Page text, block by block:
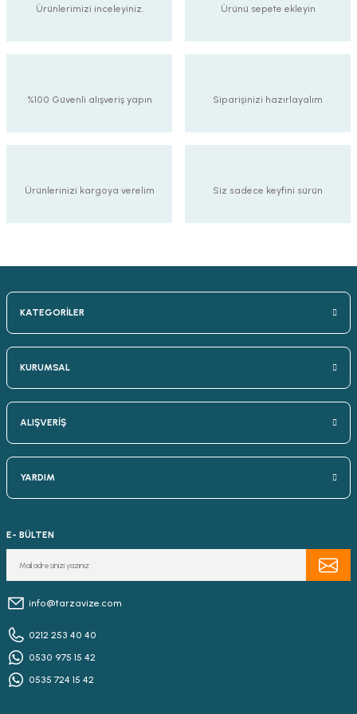
Ürünlerimizi inceleyiniz. Ürünü sepete ekleyin
%100 Güvenli alışveriş yapın Siparişinizi hazırlayalım
Ürünlerinizi kargoya verelim Siz sadece keyfini sürün
KATEGORİLER
KURUMSAL
ALIŞVERİŞ
YARDIM
E- BÜLTEN
info@tarzavize.com
0212 253 40 40
0530 975 15 42
0535 724 15 42